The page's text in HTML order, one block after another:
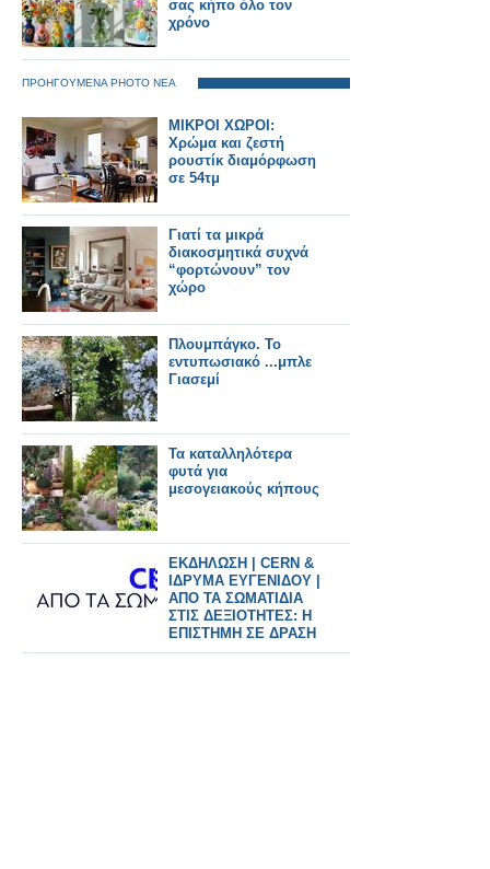
σας κήπο όλο τον
χρόνο
ΠΡΟΗΓΟΥΜΕΝΑ PHOTO ΝΕΑ
ΜΙΚΡΟΙ ΧΩΡΟΙ:
Χρώμα και ζεστή
ρουστίκ διαμόρφωση
σε 54τμ
Γιατί τα μικρά
διακοσμητικά συχνά
“φορτώνουν” τον
χώρο
Πλουμπάγκο. Το
εντυπωσιακό ...μπλε
Γιασεμί
Τα καταλληλότερα
φυτά για
μεσογειακούς κήπους
ΕΚΔΗΛΩΣΗ | CERN &
ΙΔΡΥΜΑ ΕΥΓΕΝΙΔΟΥ |
ΑΠΟ ΤΑ ΣΩΜΑΤΙΔΙΑ
ΣΤΙΣ ΔΕΞΙΟΤΗΤΕΣ: Η
ΕΠΙΣΤΗΜΗ ΣΕ ΔΡΑΣΗ